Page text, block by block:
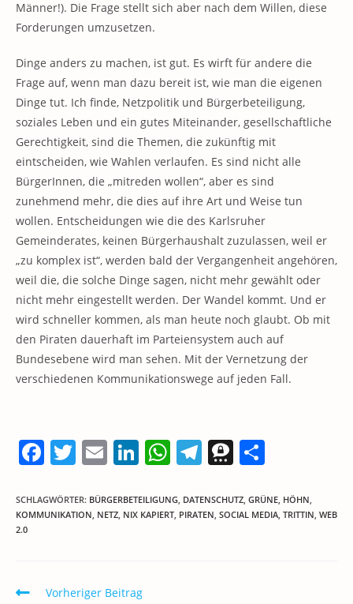
Männer!). Die Frage stellt sich aber nach dem Willen, diese
Forderungen umzusetzen.
Dinge anders zu machen, ist gut. Es wirft für andere die
Frage auf, wenn man dazu bereit ist, wie man die eigenen
Dinge tut. Ich finde, Netzpolitik und Bürgerbeteiligung,
soziales Leben und ein gutes Miteinander, gesellschaftliche
Gerechtigkeit, sind die Themen, die zukünftig mit
eintscheiden, wie Wahlen verlaufen. Es sind nicht alle
BürgerInnen, die „mitreden wollen“, aber es sind
zunehmend mehr, die dies auf ihre Art und Weise tun
wollen. Entscheidungen wie die des Karlsruher
Gemeinderates, keinen Bürgerhaushalt zuzulassen, weil er
„zu komplex ist“, werden bald der Vergangenheit angehören,
weil die, die solche Dinge sagen, nicht mehr gewählt oder
nicht mehr eingestellt werden. Der Wandel kommt. Und er
wird schneller kommen, als man heute noch glaubt. Ob mit
den Piraten dauerhaft im Parteiensystem auch auf
Bundesebene wird man sehen. Mit der Vernetzung der
verschiedenen Kommunikationswege auf jeden Fall.
F
c
e
T
itt
er
E
ai
l
Li
k
e
W
at
s
T
e
gr
T
re
e
le
n
SCHLAGWÖRTER: BÜRGERBETEILIGUNG, DATENSCHUTZ, GRÜNE, HÖHN,
KOMMUNIKATION, NETZ, NIX KAPIERT, PIRATEN, SOCIAL MEDIA, TRITTIN, WEB
2.0
WeitereVorheriger Beitrag